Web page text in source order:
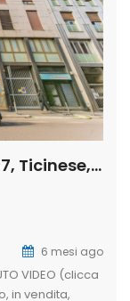
Bilocale via Molino delle Armi 7, Ticinese, Milano (Rif. IFM 201)
6 mesi ago
VIDEO (clicca
in vendita,